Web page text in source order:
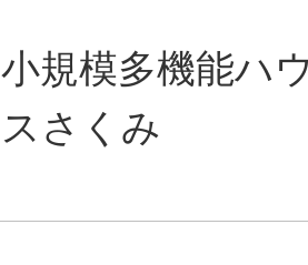
小規模多機能ハ
スさくみ